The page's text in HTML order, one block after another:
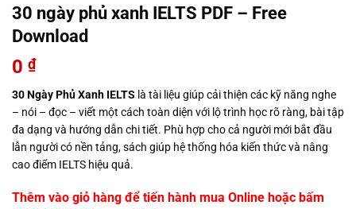
30 ngày phủ xanh IELTS PDF – Free
Download
0 ₫
30 Ngày Phủ Xanh IELTS là tài liệu giúp cải thiện các kỹ năng nghe
– nói – đọc – viết một cách toàn diện với lộ trình học rõ ràng, bài tập
đa dạng và hướng dẫn chi tiết. Phù hợp cho cả người mới bắt đầu
lẫn người có nền tảng, sách giúp hệ thống hóa kiến thức và nâng
cao điểm IELTS hiệu quả.
Thêm vào giỏ hàng để tiến hành mua Online hoặc bấm